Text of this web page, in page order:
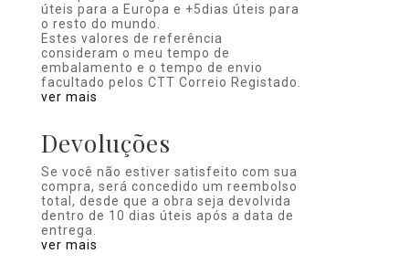
úteis para a Europa e +5dias úteis para
o resto do mundo.
Estes valores de referência
consideram o meu tempo de
embalamento e o tempo de envio
facultado pelos CTT Correio Registado.
ver mais
Devoluções
Se você não estiver satisfeito com sua
compra, será concedido um reembolso
total, desde que a obra seja devolvida
dentro de 10 dias úteis após a data de
entrega.
ver mais